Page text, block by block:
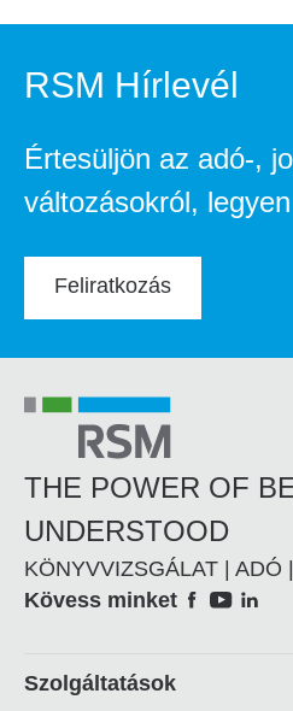
RSM Hírlevél
Értesüljön az adó-,
változásokról,
Feliratkozás
THE POWER OF
UNDERSTOOD
KÖNYVVIZSGÁLAT | ADÓ
Social
Kövess minket
Footer
Szolgáltatások